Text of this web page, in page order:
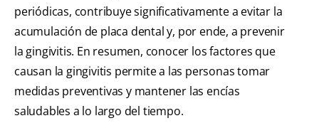
periódicas, contribuye significativamente a evitar la
acumulación de placa dental y, por ende, a prevenir
la gingivitis. En resumen, conocer los factores que
causan la gingivitis permite a las personas tomar
medidas preventivas y mantener las encías
saludables a lo largo del tiempo.